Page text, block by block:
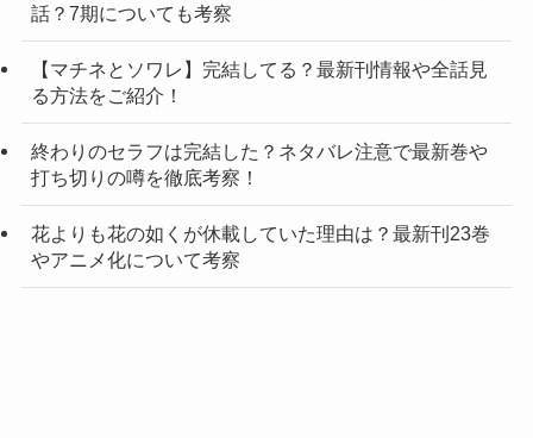
話？7期についても考察
【マチネとソワレ】完結してる？最新刊情報や全話見
る方法をご紹介！
終わりのセラフは完結した？ネタバレ注意で最新巻や
打ち切りの噂を徹底考察！
花よりも花の如くが休載していた理由は？最新刊23巻
やアニメ化について考察